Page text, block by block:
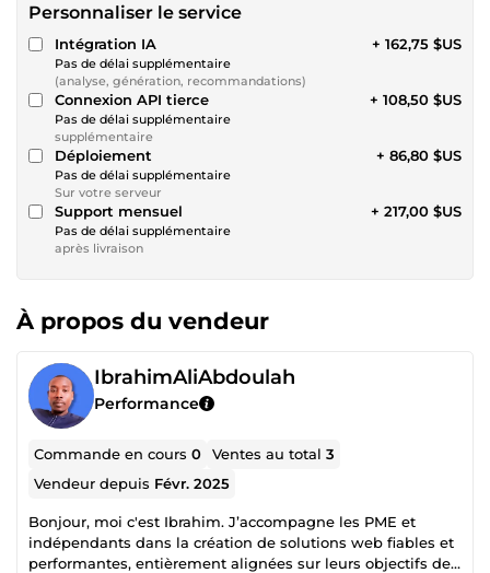
Personnaliser le service
Intégration IA
Pas de délai supplémentaire
(analyse, génération, recommandations)
+ 162,75 $US
Connexion API tierce
Pas de délai supplémentaire
supplémentaire
+ 108,50 $US
Déploiement
Pas de délai supplémentaire
Sur votre serveur
+ 86,80 $US
Support mensuel
Pas de délai supplémentaire
après livraison
+ 217,00 $US
À propos du vendeur
IbrahimAliAbdoulah
Performance
Commande en cours0 Ventes au total3
Vendeur depuis Févr. 2025
Bonjour, moi c'est Ibrahim. J’accompagne les PME et
indépendants dans la création de solutions web fiables et
performantes, entièrement alignées sur leurs objectifs de